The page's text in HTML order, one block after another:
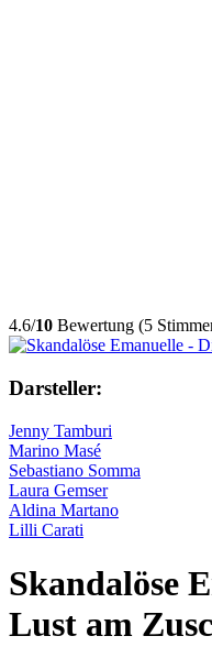
4.6/10 Bewertung (5
Darsteller:
Jenny Tamburi
Marino Masé
Sebastiano Somma
Laura Gemser
Aldina Martano
Lilli Carati
Skandalöse
Lust am